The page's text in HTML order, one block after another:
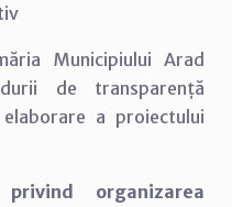
Municipiului Arad
de transparență
a proiectului
organizarea